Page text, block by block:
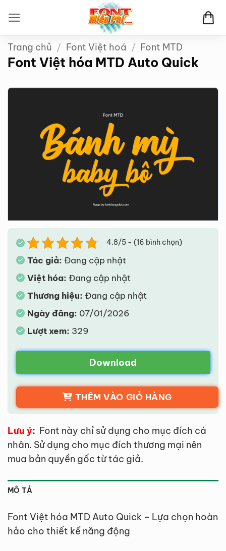
qua
nội
dung
Trang chủ / Font Việt hoá / Font MTD
Font Việt hóa MTD Auto Quick
4.8/5 - (16 bình chọn)
Tác giả: Đang cập nhật
Việt hóa: Đang cập nhật
Thương hiệu: Đang cập nhật
Ngày đăng: 07/01/2026
Lượt xem: 329
Download
THÊM VÀO GIỎ HÀNG
Lưu ý: Font này chỉ sử dụng cho mục đích cá
nhân. Sử dụng cho mục đích thương mại nên
mua bản quyền gốc từ tác giả.
MÔ TẢ
Font Việt hóa MTD Auto Quick – Lựa chọn hoàn
hảo cho thiết kế năng động